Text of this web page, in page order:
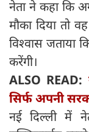
नेता ने कहा कि
मौका दिया तो
विश्वास जताया
करेंगी।
ALSO READ:
सिर्फ अपनी
नई दिल्ली में